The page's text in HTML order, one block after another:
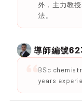
外，主力教
法。
導師編號
BSc
years